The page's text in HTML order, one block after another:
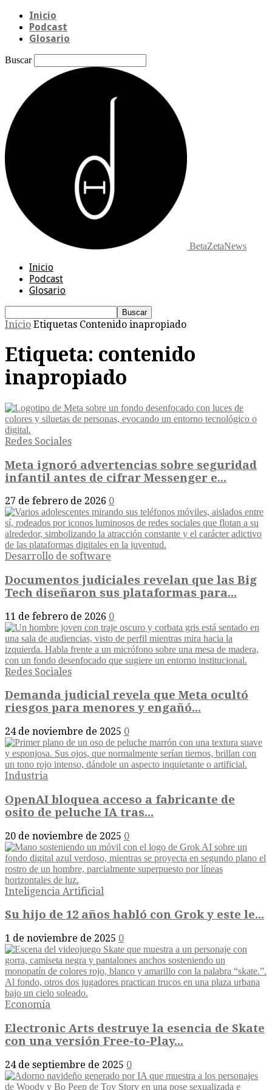
Inicio
Podcast
Glosario
Buscar
BetaZetaNews
Inicio
Podcast
Glosario
Inicio Etiquetas Contenido inapropiado
Etiqueta: contenido
inapropiado
Redes Sociales
Meta ignoró advertencias sobre seguridad
infantil antes de cifrar Messenger e...
27 de febrero de 2026 0
Desarrollo de software
Documentos judiciales revelan que las Big
Tech diseñaron sus plataformas para...
11 de febrero de 2026 0
Redes Sociales
Demanda judicial revela que Meta ocultó
riesgos para menores y engañó...
24 de noviembre de 2025 0
Industria
OpenAI bloquea acceso a fabricante de
osito de peluche IA tras...
20 de noviembre de 2025 0
Inteligencia Artificial
Su hijo de 12 años habló con Grok y este le...
1 de noviembre de 2025 0
Economía
Electronic Arts destruye la esencia de Skate
con una versión Free-to-Play...
24 de septiembre de 2025 0